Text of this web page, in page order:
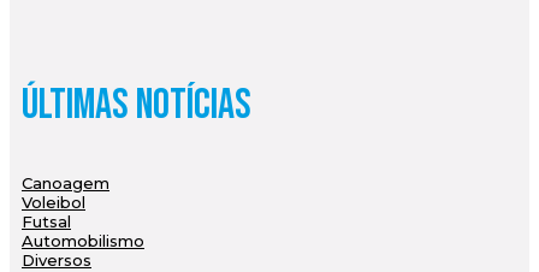
Últimas Notícias
Canoagem
Voleibol
Futsal
Automobilismo
Diversos